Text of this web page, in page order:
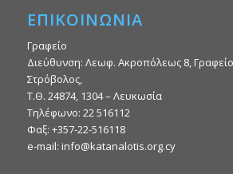
ΕΠΙΚΟΙΝΩΝΙΑ
Γραφείο
Διεύθυνση: Λεωφ. Ακροπόλεως 8, Γραφείο
Στρόβολος,
Τ.Θ. 24874, 1304 – Λευκωσία
Τηλέφωνο: 22 516112
Φαξ: +357-22-516118
e-mail: info@katanalotis.org.cy